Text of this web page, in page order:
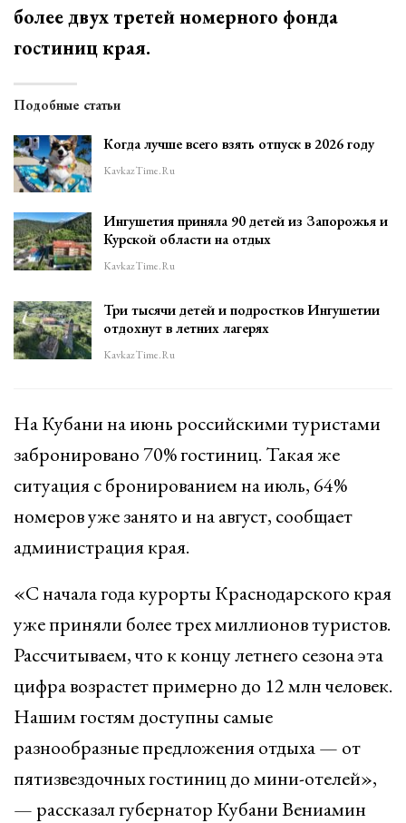
более двух третей номерного фонда
гостиниц края.
Подобные статьи
Когда лучше всего взять отпуск в 2026 году
KavkazTime.ru
Ингушетия приняла 90 детей из Запорожья и
Курской области на отдых
KavkazTime.ru
Три тысячи детей и подростков Ингушетии
отдохнут в летних лагерях
KavkazTime.ru
На Кубани на июнь российскими туристами
забронировано 70% гостиниц. Такая же
ситуация с бронированием на июль, 64%
номеров уже занято и на август, сообщает
администрация края.
«С начала года курорты Краснодарского края
уже приняли более трех миллионов туристов.
Рассчитываем, что к концу летнего сезона эта
цифра возрастет примерно до 12 млн человек.
Нашим гостям доступны самые
разнообразные предложения отдыха — от
пятизвездочных гостиниц до мини-отелей»,
— рассказал губернатор Кубани Вениамин